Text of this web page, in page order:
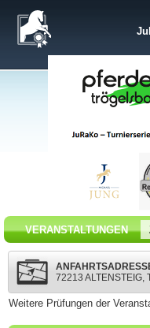
VERANSTALTUNGEN
72213 ALTENSTEIG,
Weitere Prüfungen der